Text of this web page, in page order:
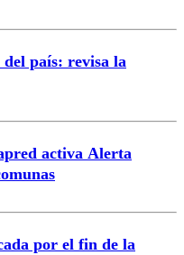
país: revisa la
activa Alerta
por el fin de la